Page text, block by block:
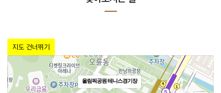
지도 건너뛰기
올림픽공원 테니스경기장
드뷰
찾기
도